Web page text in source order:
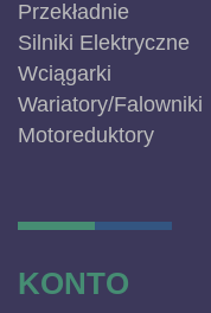
Przekładnie
Silniki Elektryczne
Wciągarki
Wariatory/Falowniki
Motoreduktory
KONTO